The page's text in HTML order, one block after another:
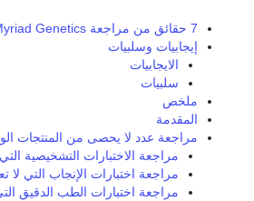
7 حقائق من مراجعة Myriad Genetics
إيجابيات وسلبيات
الايجابيات
سلبيات
ملخص
المقدمة
مراجعة عدد لا يحصى من المنتجات
مراجعة الاختبارات التشخيصية
مراجعة اختبارات الإنجاب التي لا
مراجعة اختبارات الطب الدقيق